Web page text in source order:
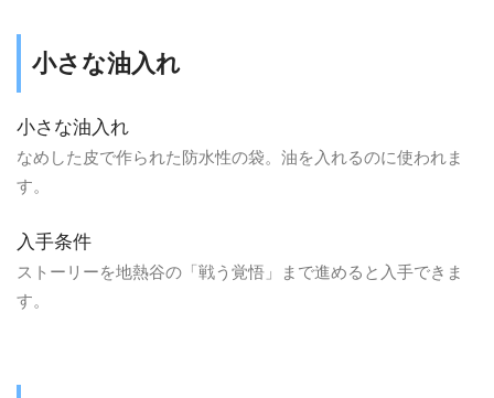
小さな油入れ
小さな油入れ
なめした皮で作られた防水性の袋。油を入れるのに使われま
す。
入手条件
ストーリーを地熱谷の「戦う覚悟」まで進めると入手できま
す。